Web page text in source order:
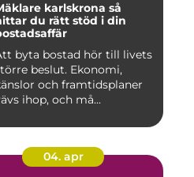
karlskrona så
du rätt stöd i din
byta bostad hör till livets
beslut. Ekonomi,
och framtidsplaner
ihop, och må...
04. apr